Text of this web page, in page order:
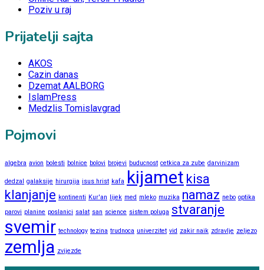
Poziv u raj
Prijatelji sajta
AKOS
Cazin danas
Dzemat AALBORG
IslamPress
Medzlis Tomislavgrad
Pojmovi
algebra avion bolesti bolnice bolovi brojevi buducnost cetkica za zube darvinizam
dedzal galaksije hirurgija isus hrist kafa kijamet kisa
klanjanje kontinenti Kur'an lijek med mleko muzika namaz nebo optika
parovi planine poslanici salat san science sistem poluga stvaranje
svemir technology tezina trudnoca univerzitet vid zakir naik zdravlje zeljezo
zemlja zvijezde